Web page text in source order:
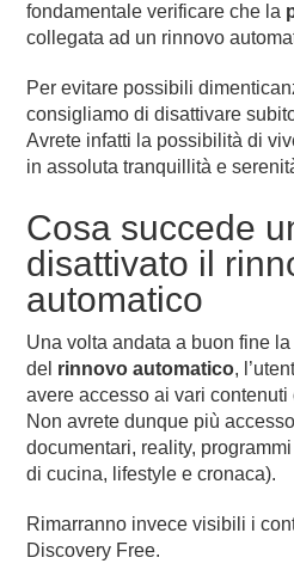
fondamentale verificare che la
collegata ad un rinnovo
Per evitare possibili
consigliamo di disattivare
Avrete infatti la possibilità di
in assoluta tranquillità e
Cosa succede
disattivato il
automatico
Una volta andata a buon fine
del rinnovo automatico,
avere accesso ai vari
Non avrete dunque più
documentari, reality,
di cucina, lifestyle e cronaca).
Rimarranno invece visibili i
Discovery Free.